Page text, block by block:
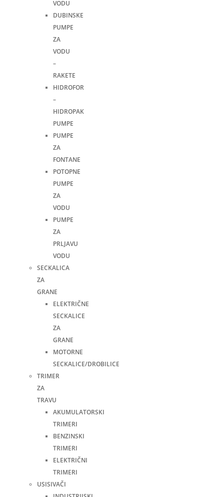
VODU
DUBINSKE
PUMPE
ZA
VODU
–
RAKETE
HIDROFOR
–
HIDROPAK
PUMPE
PUMPE
ZA
FONTANE
POTOPNE
PUMPE
ZA
VODU
PUMPE
ZA
PRLJAVU
VODU
SECKALICA
ZA
GRANE
ELEKTRIČNE
SECKALICE
ZA
GRANE
MOTORNE
SECKALICE/DROBILICE
TRIMER
ZA
TRAVU
AKUMULATORSKI
TRIMERI
BENZINSKI
TRIMERI
ELEKTRIČNI
TRIMERI
USISIVAČI